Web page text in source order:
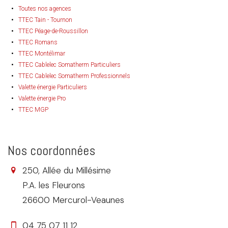
Toutes nos agences
TTEC Tain - Tournon
TTEC Péage-de-Roussillon
TTEC Romans
TTEC Montélimar
TTEC Cablelec Somatherm Particuliers
TTEC Cablelec Somatherm Professionnels
Valette énergie Particuliers
Valette énergie Pro
TTEC MGP
Nos coordonnées
250, Allée du Millésime
P.A. les Fleurons
26600 Mercurol-Veaunes
04 75 07 11 12